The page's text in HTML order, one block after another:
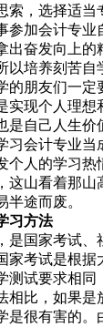
索，选择适当
参加会计专业
出奋发向上的
以培养刻苦自
的朋友们一定
现个人理想
是自己人生价
习会计专业当
个人的学习热
这山看着那山
途而废。
习方法
是国家考试、
家考试是根据
测试要求相同
相比，如果是
是很有害的。